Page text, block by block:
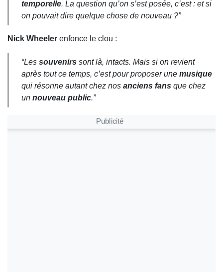
temporelle. La question qu’on s’est posée, c’est : et si
on pouvait dire quelque chose de nouveau ?”
Nick Wheeler enfonce le clou :
“Les souvenirs sont là, intacts. Mais si on revient
après tout ce temps, c’est pour proposer une musique
qui résonne autant chez nos anciens fans que chez
un nouveau public.”
Publicité